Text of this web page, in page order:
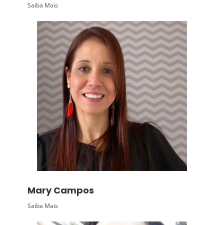
Saiba Mais
Mary Campos
Saiba Mais